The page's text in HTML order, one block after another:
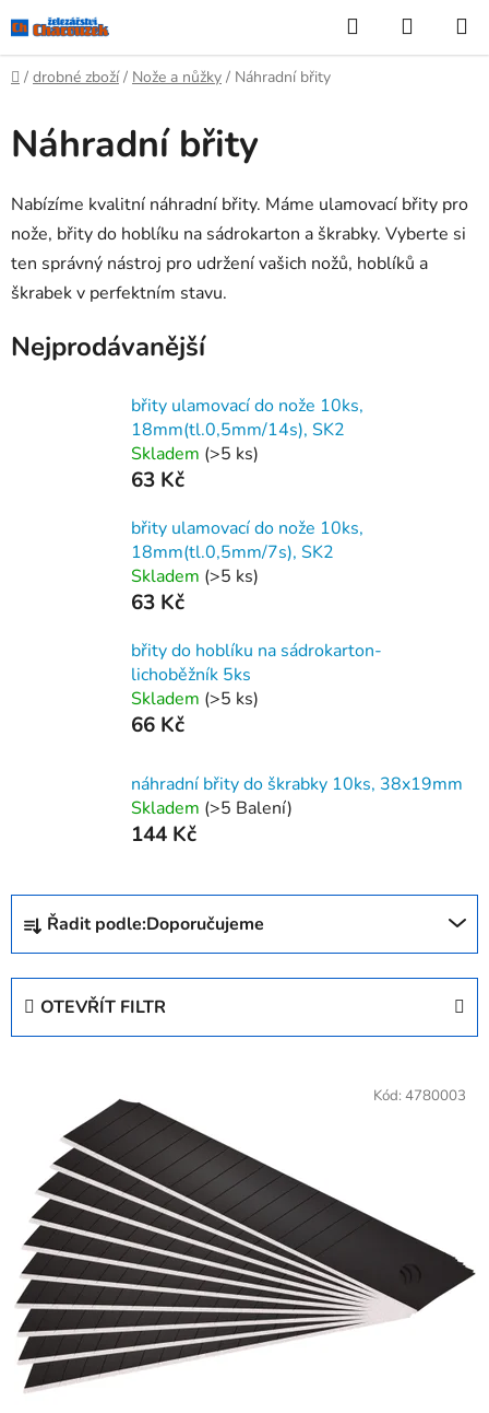
na
obsah
Hledat
KOŠÍK
Domů
/ drobné zboží / Nože a nůžky / Náhradní břity
Náhradní břity
Nabízíme kvalitní náhradní břity. Máme ulamovací břity pro
nože, břity do hoblíku na sádrokarton a škrabky. Vyberte si
ten správný nástroj pro udržení vašich nožů, hoblíků a
škrabek v perfektním stavu.
Nejprodávanější
břity ulamovací do nože 10ks,
18mm(tl.0,5mm/14s), SK2
Skladem (>5 ks)
63 Kč
břity ulamovací do nože 10ks,
18mm(tl.0,5mm/7s), SK2
Skladem (>5 ks)
63 Kč
břity do hoblíku na sádrokarton-
lichoběžník 5ks
Skladem (>5 ks)
66 Kč
náhradní břity do škrabky 10ks, 38x19mm
Skladem (>5 Balení)
144 Kč
Ř
z
ů
Řadit podle:Doporučujeme
OTEVŘÍT FILTR
o
d
u
k
Kód: 4780003